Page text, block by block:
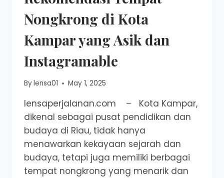
Nongkrong di Kota
Kampar yang Asik dan
Instagramable
Bylensa01 May 1, 2025
lensaperjalanan.com – Kota Kampar,
dikenal sebagai pusat pendidikan dan
budaya di Riau, tidak hanya
menawarkan kekayaan sejarah dan
budaya, tetapi juga memiliki berbagai
tempat nongkrong yang menarik dan